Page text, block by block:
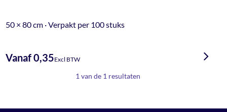
50 × 80 cm · Verpakt per 100 stuks
Vanaf 0,35Excl BTW
1 van de 1 resultaten